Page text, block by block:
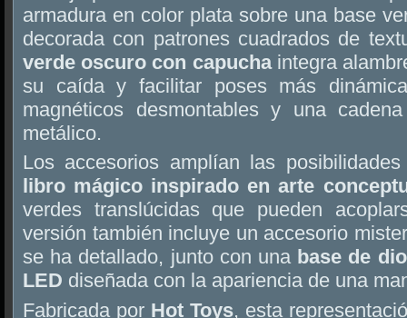
armadura en color plata sobre una base
decorada con patrones cuadrados de
verde oscuro con capuchaintegra
su caída y facilitar poses más
magnéticos desmontables y una
metálico.
Los accesorios amplían las
libro mágico inspirado en arte
verdes translúcidas que pueden
versión también incluye un accesorio
se ha detallado, junto con una base de
LED diseñada con la apariencia de una
Fabricada por Hot Toys, esta